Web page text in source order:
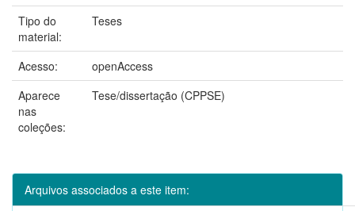
Tipo do
material:
Teses
Acesso:
openAccess
Aparece
nas
coleções:
Tese/dissertação (CPPSE)
Arquivos associados a este item: